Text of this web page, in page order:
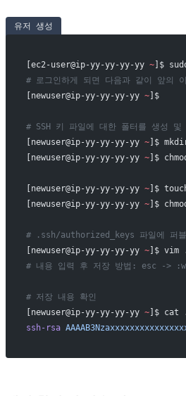
유저 생성
[ec2-user@ip-yy-yy-yy-yy ~]$
# 로그인하게 되면 다음과 같이 앞의
[newuser@ip-yy-yy-yy-yy ~]$
# SSH 키 파일에 대한 폴터를 생성 및
[newuser@ip-yy-yy-yy-yy ~]$
[newuser@ip-yy-yy-yy-yy ~]$
[newuser@ip-yy-yy-yy-yy ~]$
[newuser@ip-yy-yy-yy-yy ~]$
# .ssh/authorized_keys 파일에 퍼블
[newuser@ip-yy-yy-yy-yy ~]$ vim
# 내용 입력 후 저장 방법: esc ->
# 저장 내용 확인
[newuser@ip-yy-yy-yy-yy ~]$ cat
ssh-rsa